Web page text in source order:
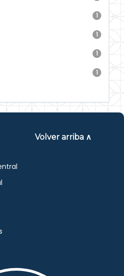
1
1
1
1
Volver arriba ∧